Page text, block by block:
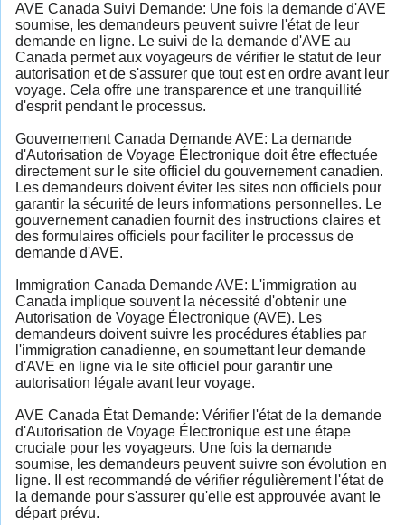
AVE Canada Suivi Demande: Une fois la demande d'AVE
soumise, les demandeurs peuvent suivre l'état de leur
demande en ligne. Le suivi de la demande d'AVE au
Canada permet aux voyageurs de vérifier le statut de leur
autorisation et de s'assurer que tout est en ordre avant leur
voyage. Cela offre une transparence et une tranquillité
d'esprit pendant le processus.
Gouvernement Canada Demande AVE: La demande
d'Autorisation de Voyage Électronique doit être effectuée
directement sur le site officiel du gouvernement canadien.
Les demandeurs doivent éviter les sites non officiels pour
garantir la sécurité de leurs informations personnelles. Le
gouvernement canadien fournit des instructions claires et
des formulaires officiels pour faciliter le processus de
demande d'AVE.
Immigration Canada Demande AVE: L'immigration au
Canada implique souvent la nécessité d'obtenir une
Autorisation de Voyage Électronique (AVE). Les
demandeurs doivent suivre les procédures établies par
l'immigration canadienne, en soumettant leur demande
d'AVE en ligne via le site officiel pour garantir une
autorisation légale avant leur voyage.
AVE Canada État Demande: Vérifier l'état de la demande
d'Autorisation de Voyage Électronique est une étape
cruciale pour les voyageurs. Une fois la demande
soumise, les demandeurs peuvent suivre son évolution en
ligne. Il est recommandé de vérifier régulièrement l'état de
la demande pour s'assurer qu'elle est approuvée avant le
départ prévu.